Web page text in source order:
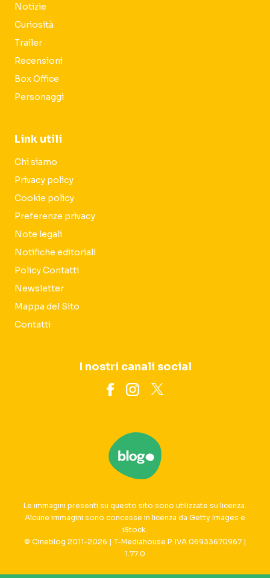
Notizie
Curiosità
Trailer
Recensioni
Box Office
Personaggi
Link utili
Chi siamo
Privacy policy
Cookie policy
Preferenze privacy
Note legali
Notifiche editoriali
Policy Contatti
Newsletter
Mappa del Sito
Contatti
I nostri canali social
Le immagini presenti su questo sito sono utilizzate su licenza.
Alcune immagini sono concesse in licenza da Getty Images e
iStock.
© Cineblog 2011-2026 | T-Mediahouse P. IVA 06933670967 |
1.77.0